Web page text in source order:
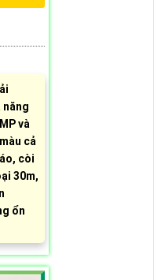
năng
và
cả
còi
30m,
ổn